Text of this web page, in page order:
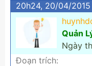
20h24, 20/04/2015
Quản
Ngày
Đoạn trích: